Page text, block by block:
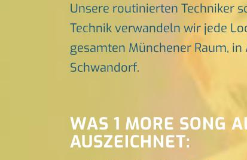
Unsere routinierten Techniker
Technik verwandeln wir jede
gesamten Münchener Raum,
Schwandorf.
WAS 1 MORE SONG
AUSZEICHNET: